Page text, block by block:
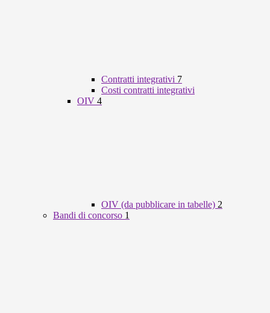
Contratti integrativi 7
Costi contratti integrativi
OIV 4
OIV (da pubblicare in tabelle) 2
Bandi di concorso 1